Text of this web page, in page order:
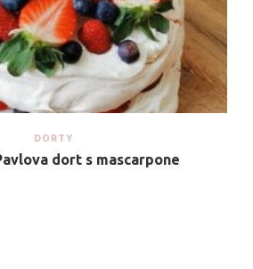
DORTY
dort s mascarpone